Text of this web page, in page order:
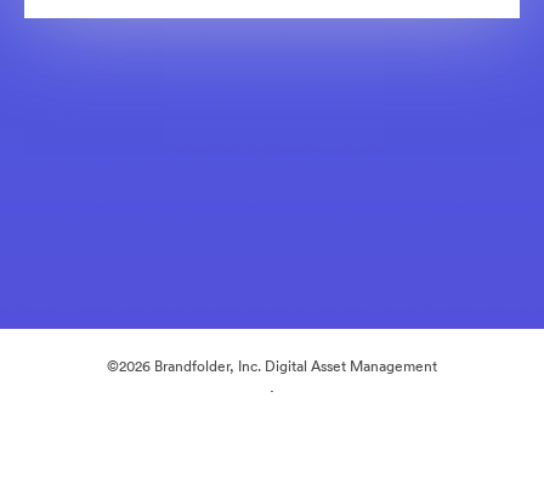
©2026 Brandfolder, Inc. Digital Asset Management
·